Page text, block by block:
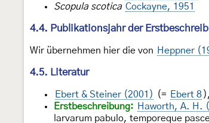
Scopula scotica Cockayne, 1951
4.4. Publikationsjahr der
Wir übernehmen hier die von Heppner
4.5. Literatur
Ebert & Steiner (2001) (= Ebert 8
Erstbeschreibung: Haworth, A. H.
larvarum pabulo, temporeque